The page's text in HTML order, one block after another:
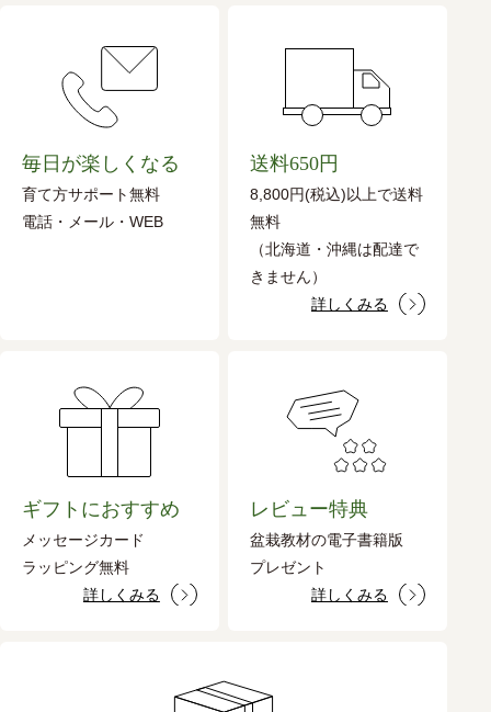
毎日が楽しくなる
育て方サポート無料
電話・メール・WEB
送料650円
8,800円(税込)以上で送料
無料
（北海道・沖縄は配達で
きません）
詳しくみる
ギフトにおすすめ
メッセージカード
ラッピング無料
詳しくみる
レビュー特典
盆栽教材の電子書籍版
プレゼント
詳しくみる